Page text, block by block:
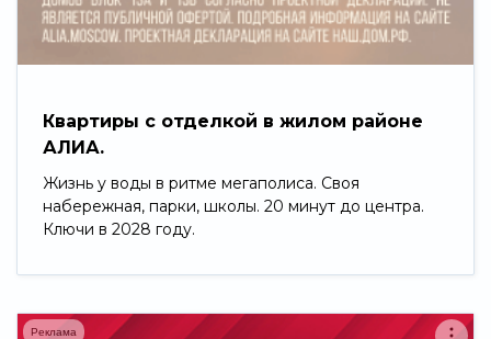
Квартиры с отделкой в жилом районе
АЛИА.
Жизнь у воды в ритме мегаполиса. Своя
набережная, парки, школы. 20 минут до центра.
Ключи в 2028 году.
Реклама